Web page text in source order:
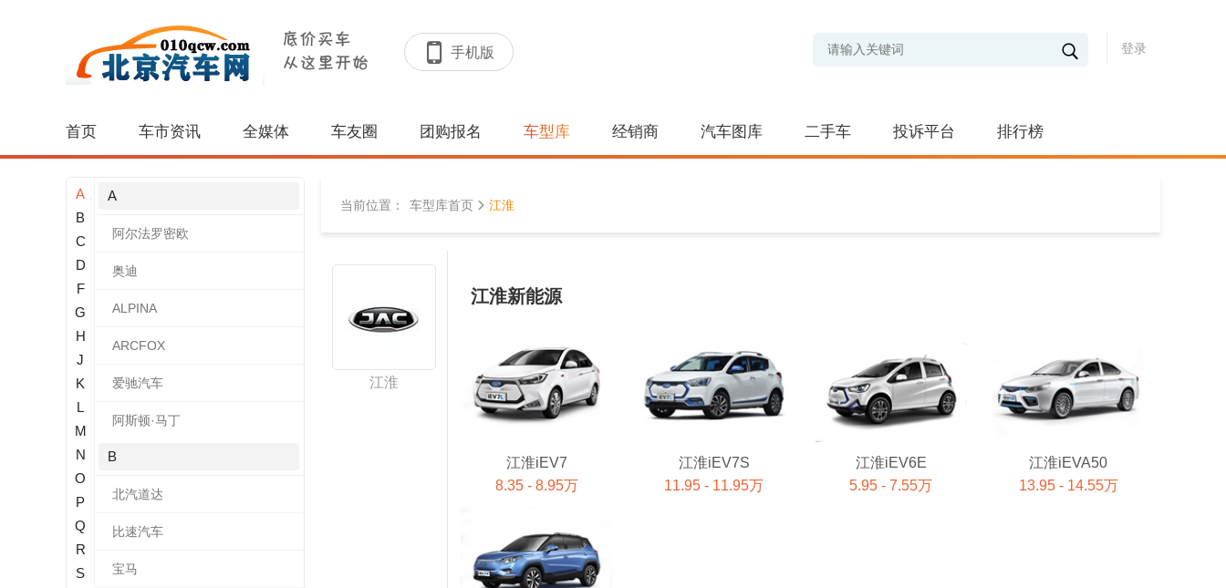
手机版 登录
首页 车市资讯 全媒体 车友圈 团购报名 车型库 经销商 汽车图库 二手车 投诉平台 排行榜
A
B
C
D
F
G
H
J
K
L
M
N
O
P
Q
R
S
A
阿尔法罗密欧
奥迪
ALPINA
ARCFOX
爱驰汽车
阿斯顿·马丁
B
北汽道达
比速汽车
宝马
当前位置： 车型库首页 江淮
江淮
江淮新能源
江淮iEV7
8.35 - 8.95万
江淮iEV7S
11.95 - 11.95万
江淮iEV6E
5.95 - 7.55万
江淮iEVA50
13.95 - 14.55万